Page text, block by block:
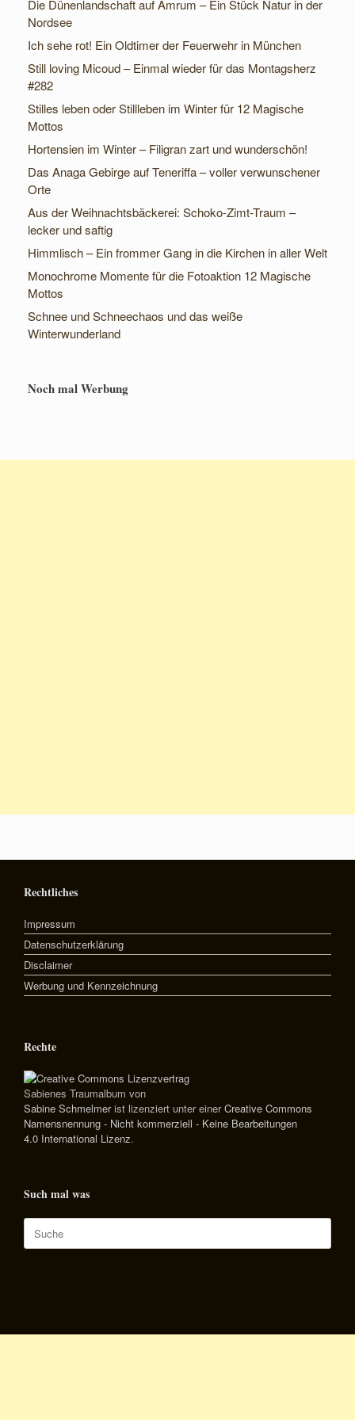
Die Dünenlandschaft auf Amrum – Ein Stück Natur in der
Nordsee
Ich sehe rot! Ein Oldtimer der Feuerwehr in München
Still loving Micoud – Einmal wieder für das Montagsherz
#282
Stilles leben oder Stillleben im Winter für 12 Magische
Mottos
Hortensien im Winter – Filigran zart und wunderschön!
Das Anaga Gebirge auf Teneriffa – voller verwunschener
Orte
Aus der Weihnachtsbäckerei: Schoko-Zimt-Traum –
lecker und saftig
Himmlisch – Ein frommer Gang in die Kirchen in aller Welt
Monochrome Momente für die Fotoaktion 12 Magische
Mottos
Schnee und Schneechaos und das weiße
Winterwunderland
Noch mal Werbung
Rechtliches
Impressum
Datenschutzerklärung
Disclaimer
Werbung und Kennzeichnung
Rechte
Sabienes Traumalbum von
Sabine Schmelmerist lizenziert unter einerCreative Commons
Namensnennung - Nicht kommerziell - Keine Bearbeitungen
4.0 International Lizenz.
Such mal was
Suche
nach: